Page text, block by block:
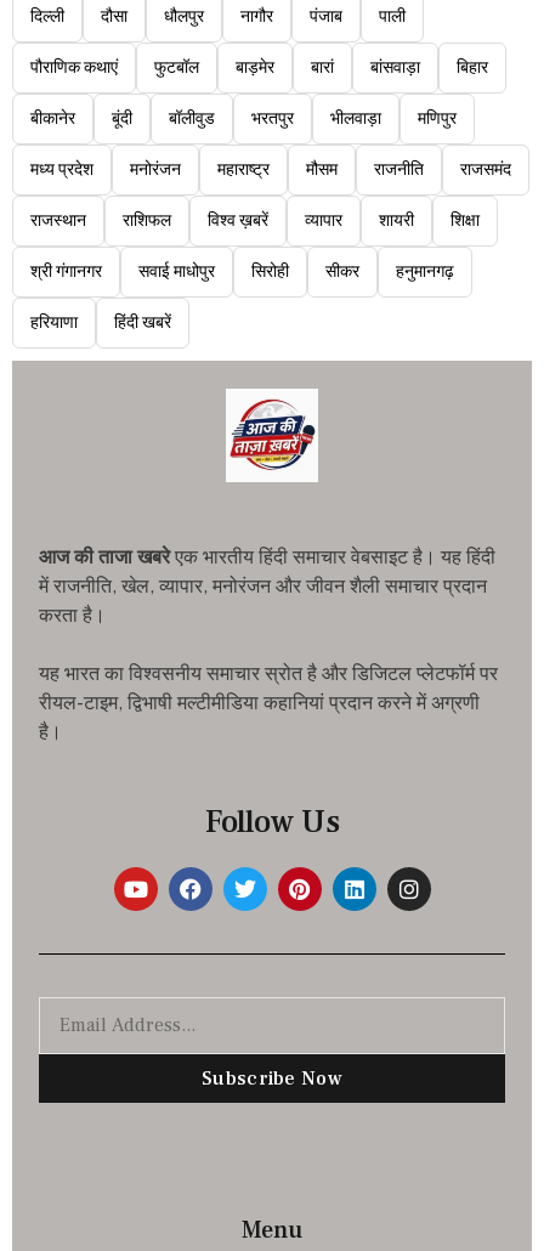
दिल्ली दौसा धौलपुर नागौर पंजाब पाली
पौराणिक कथाएं फुटबॉल बाड़मेर बारां बांसवाड़ा बिहार
बीकानेर बूंदी बॉलीवुड भरतपुर भीलवाड़ा मणिपुर
मध्य प्रदेश मनोरंजन महाराष्ट्र मौसम राजनीति राजसमंद
राजस्थान राशिफल विश्व ख़बरें व्यापार शायरी शिक्षा
श्री गंगानगर सवाई माधोपुर सिरोही सीकर हनुमानगढ़
हरियाणा हिंदी खबरें
आज की ताजा खबरेएक भारतीय हिंदी समाचार वेबसाइट है। यह हिंदी
में राजनीति, खेल, व्यापार, मनोरंजन और जीवन शैली समाचार प्रदान
करता है।
यह भारत का विश्वसनीय समाचार स्रोत है और डिजिटल प्लेटफॉर्म पर
रीयल-टाइम, द्विभाषी मल्टीमीडिया कहानियां प्रदान करने में अग्रणी
है।
Follow Us
Subscribe Now
Menu